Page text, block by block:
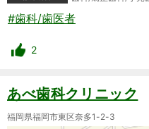
#歯科/歯医者
2
あべ歯科クリニック
福岡県福岡市東区奈多1-2-3